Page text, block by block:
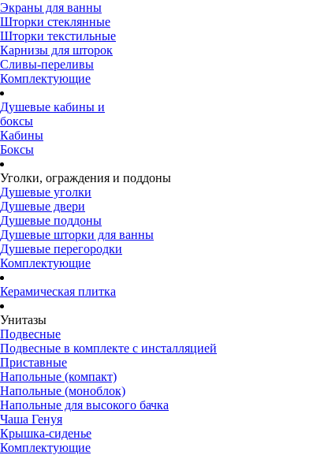
Экраны для ванны
Шторки стеклянные
Шторки текстильные
Карнизы для шторок
Сливы-переливы
Комплектующие
Душевые кабины и
боксы
Кабины
Боксы
Уголки, ограждения и поддоны
Душевые уголки
Душевые двери
Душевые поддоны
Душевые шторки для ванны
Душевые перегородки
Комплектующие
Керамическая плитка
Унитазы
Подвесные
Подвесные в комплекте с инсталляцией
Приставные
Напольные (компакт)
Напольные (моноблок)
Напольные для высокого бачка
Чаша Генуя
Крышка-сиденье
Комплектующие